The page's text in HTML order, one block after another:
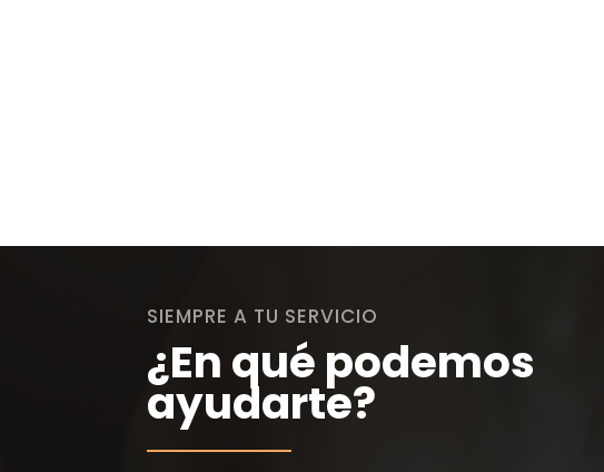
SIEMPRE A TU SERVICIO
¿En qué podemos
ayudarte?